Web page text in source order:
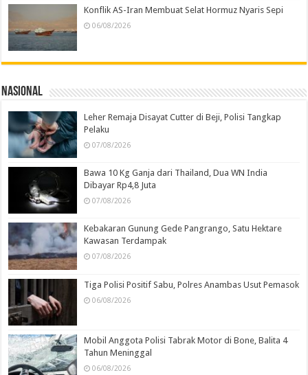
Konflik AS-Iran Membuat Selat Hormuz Nyaris Sepi
06/08/2026
Nasional
Leher Remaja Disayat Cutter di Beji, Polisi Tangkap
Pelaku
07/08/2026
Bawa 10 Kg Ganja dari Thailand, Dua WN India
Dibayar Rp4,8 Juta
07/08/2026
Kebakaran Gunung Gede Pangrango, Satu Hektare
Kawasan Terdampak
07/08/2026
Tiga Polisi Positif Sabu, Polres Anambas Usut Pemasok
06/08/2026
Mobil Anggota Polisi Tabrak Motor di Bone, Balita 4
Tahun Meninggal
06/08/2026